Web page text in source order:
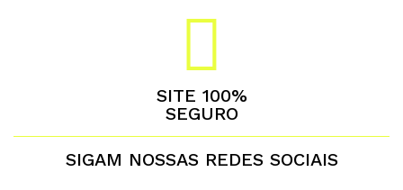
SITE 100%
SEGURO
SIGAM NOSSAS REDES SOCIAIS